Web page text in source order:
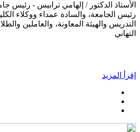
التهاني
إقرأ المزيد